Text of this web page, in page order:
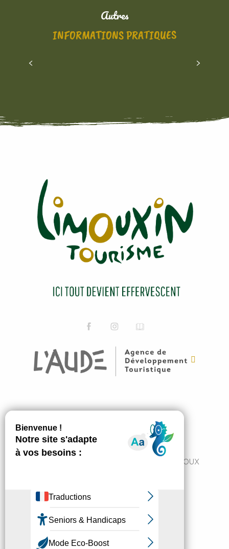
Autres
INFORMATIONS PRATIQUES
LE LIMOUXIN EN IMAGES
JE M'ABONNE
7 Avenue du Pont de France 11300 LIMOUX